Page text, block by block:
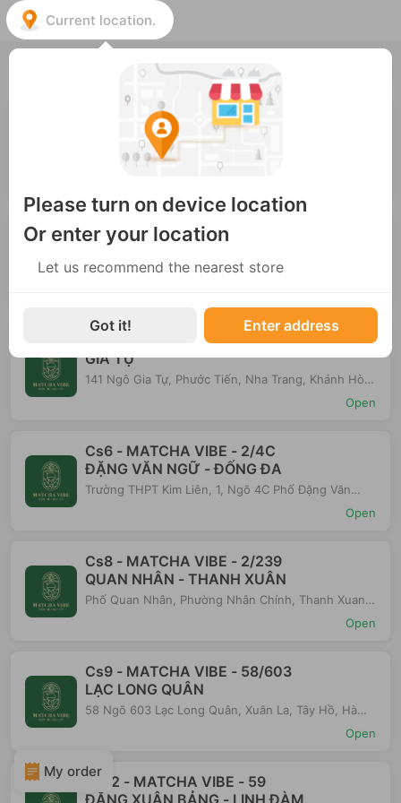
Choose the nearest store
Cs1 - MATCHA VIBE - 15 QUỐC
TỬ GIÁM
15 Quốc Tử Giám, Văn Chương, Đống Đa, Hà Nội,
Cs5 - MATCHA VIBE - 16B
HOÀNG HOA THÁM - HÀ ĐÔNG
16B Phố Hoàng Hoa Thám, Phường Nguyễn Trãi, Ha
Cs3-MATCHA VIBE - 141 NGÔ
GIA TỰ
141 Ngô Gia Tự, Phước Tiến, Nha Trang, Khánh Hòa,
Open
Cs6 - MATCHA VIBE - 2/4C
ĐẶNG VĂN NGỮ - ĐỐNG ĐA
Trường THPT Kim Liên, 1, Ngõ 4C Phố Đặng Văn
Ngữ, Phường Trung Tự, Dong Da District, Hà Nội,Open
Cs8 - MATCHA VIBE - 2/239
QUAN NHÂN - THANH XUÂN
Phố Quan Nhân, Phường Nhân Chính, Thanh Xuan
Open
Cs9 - MATCHA VIBE - 58/603
LẠC LONG QUÂN
58 Ngõ 603 Lạc Long Quân, Xuân La, Tây Hồ, Hà
Open
Cs12 - MATCHA VIBE - 59
ĐẶNG XUÂN BẢNG - LINH ĐÀM
My order
Current location.
Please turn on device location
Or enter your location
Let us recommend the nearest store
Got it! Enter address